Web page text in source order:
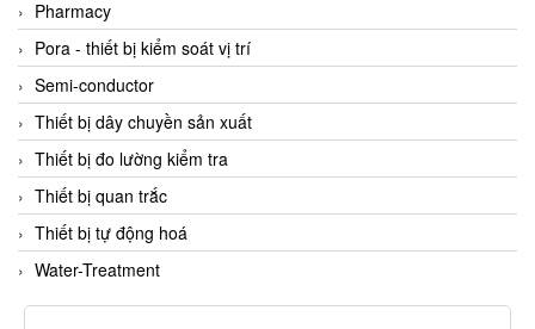
FS Inc Vietnam
FTM Vietnam
Fuji
Fujian LEAD
Fujikura
Fukuta
GAI-Tronics
Gardasoft
Pharmacy
Pora - thiết bị kiểm soát vị trí
Semi-conductor
Thiết bị dây chuyền sản xuất
Thiết bị đo lường kiểm tra
Thiết bị quan trắc
Thiết bị tự động hoá
Water-Treatment